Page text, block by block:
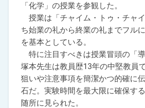
「化学」の授業を参観した。
授業は「チャイム・トゥ・チャ
ち始業の礼から終業の礼までフル
を基本としている。
特に注目すべきは授業冒頭の「導
塚本先生は教員歴13年の中堅教員
狙いや注意事項を簡潔かつ的確に
石だ。実験時間を最大限に確保す
随所に見られた。